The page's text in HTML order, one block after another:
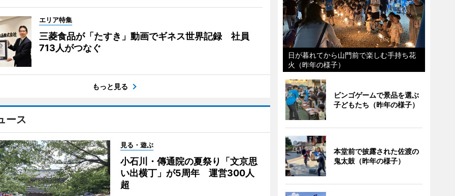
エリア特集
三菱食品が「たすき」動画でギネス世界記録 社員
713人がつなぐ
もっと見る
ース
見る・遊ぶ
小石川・傳通院の夏祭り「文京思
い出横丁」が5周年 運営300人
超
日が暮れてから山門前で楽しむ手持ち花
火（昨年の様子）
ビンゴゲームで景品を選ぶ
子どもたち（昨年の様子）
本堂前で披露された佐渡の
鬼太鼓（昨年の様子）